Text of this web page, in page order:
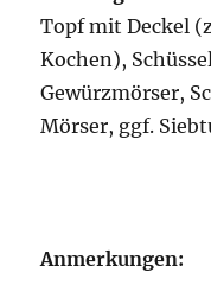
Topf mit Deckel
Kochen),
Gewürzmörser,
Mörser, ggf.
Anmerkungen: